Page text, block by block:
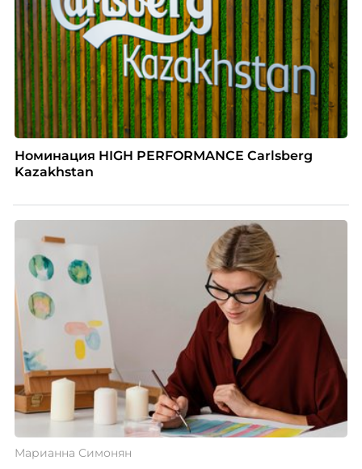
Номинация HIGH PERFORMANCE Carlsberg
Kazakhstan
Марианна Симонян